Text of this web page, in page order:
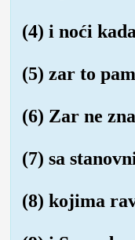
(4) i noći
(5) zar to
(6) Zar ne
(7) sa
(8) kojima